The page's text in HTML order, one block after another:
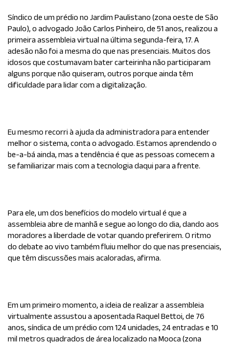
Síndico de um prédio no Jardim Paulistano (zona oeste de São
Paulo), o advogado João Carlos Pinheiro, de 51 anos, realizou a
primeira assembleia virtual na última segunda-feira, 17. A
adesão não foi a mesma do que nas presenciais. Muitos dos
idosos que costumavam bater carteirinha não participaram
alguns porque não quiseram, outros porque ainda têm
dificuldade para lidar com a digitalização.
Eu mesmo recorri à ajuda da administradora para entender
melhor o sistema, conta o advogado. Estamos aprendendo o
be-a-bá ainda, mas a tendência é que as pessoas comecem a
se familiarizar mais com a tecnologia daqui para a frente.
Para ele, um dos benefícios do modelo virtual é que a
assembleia abre de manhã e segue ao longo do dia, dando aos
moradores a liberdade de votar quando preferirem. O ritmo
do debate ao vivo também fluiu melhor do que nas presenciais,
que têm discussões mais acaloradas, afirma.
Em um primeiro momento, a ideia de realizar a assembleia
virtualmente assustou a aposentada Raquel Bettoi, de 76
anos, síndica de um prédio com 124 unidades, 24 entradas e 10
mil metros quadrados de área localizado na Mooca (zona